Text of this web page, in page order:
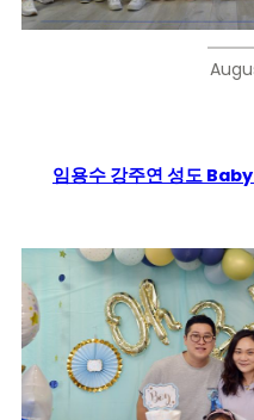
임용수 강주연 성도